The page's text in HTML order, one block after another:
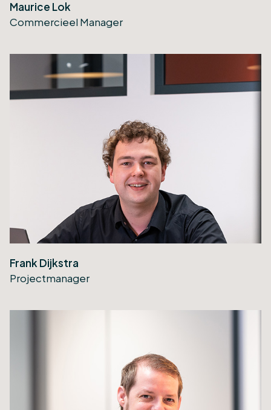
Maurice Lok
Commercieel Manager
Frank Dijkstra
Projectmanager